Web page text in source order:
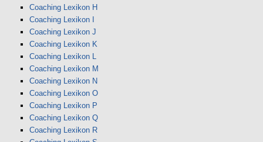
Coaching Lexikon H
Coaching Lexikon I
Coaching Lexikon J
Coaching Lexikon K
Coaching Lexikon L
Coaching Lexikon M
Coaching Lexikon N
Coaching Lexikon O
Coaching Lexikon P
Coaching Lexikon Q
Coaching Lexikon R